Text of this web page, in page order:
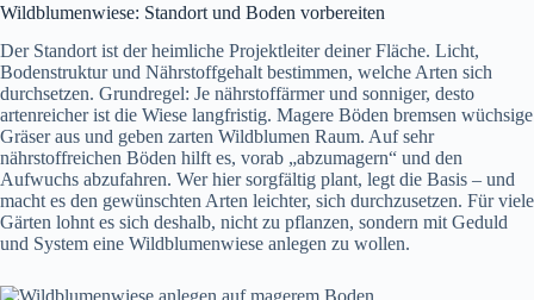
Wildblumenwiese: Standort und Boden vorbereiten
Der Standort ist der heimliche Projektleiter deiner Fläche. Licht,
Bodenstruktur und Nährstoffgehalt bestimmen, welche Arten sich
durchsetzen. Grundregel: Je nährstoffärmer und sonniger, desto
artenreicher ist die Wiese langfristig. Magere Böden bremsen wüchsige
Gräser aus und geben zarten Wildblumen Raum. Auf sehr
nährstoffreichen Böden hilft es, vorab „abzumagern“ und den
Aufwuchs abzufahren. Wer hier sorgfältig plant, legt die Basis – und
macht es den gewünschten Arten leichter, sich durchzusetzen. Für viele
Gärten lohnt es sich deshalb, nicht zu pflanzen, sondern mit Geduld
und System eine Wildblumenwiese anlegen zu wollen.